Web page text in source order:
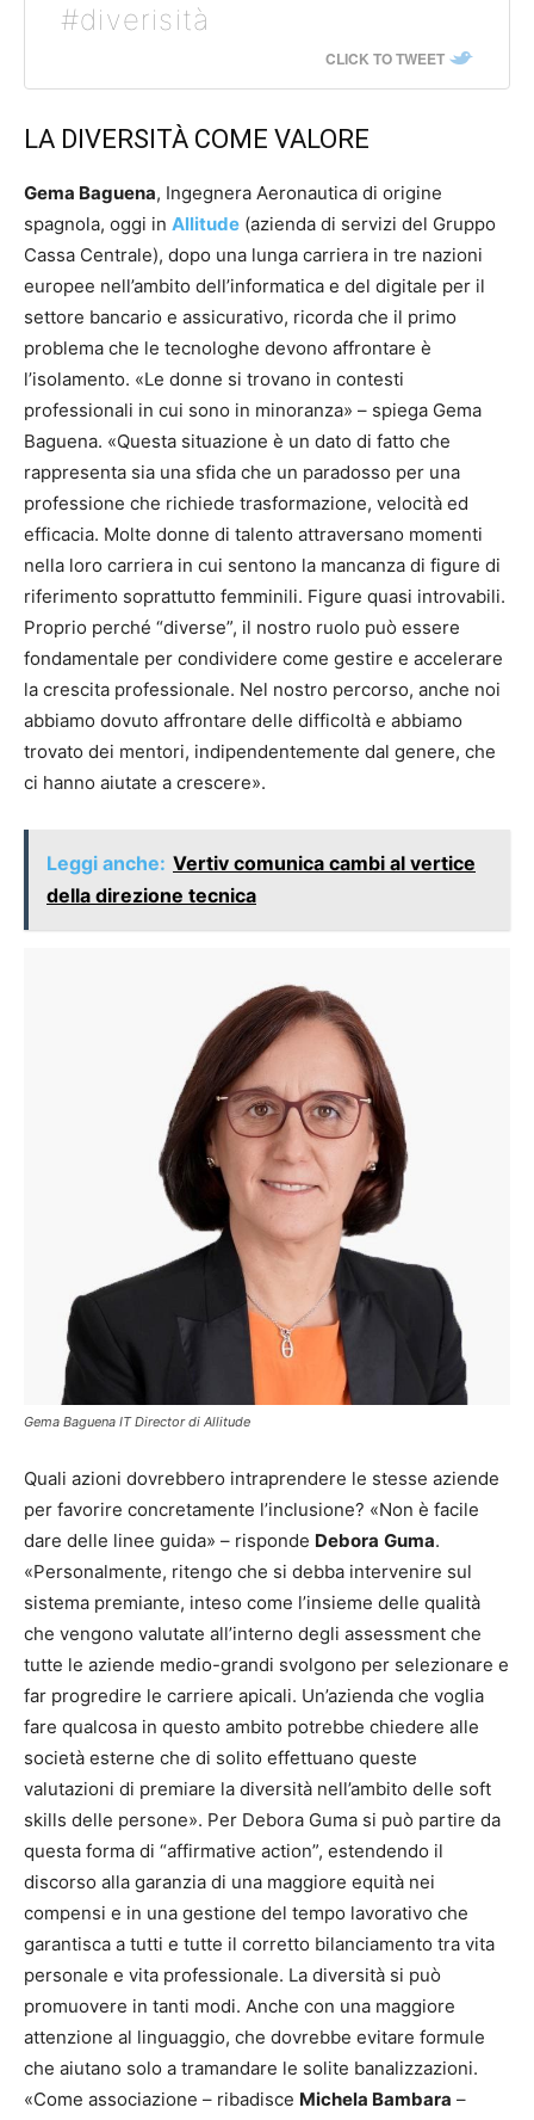
#diverisità
CLICK TO TWEET
LA DIVERSITÀ COME VALORE
Gema Baguena, Ingegnera Aeronautica di origine
spagnola, oggi in Allitude (azienda di servizi del Gruppo
Cassa Centrale), dopo una lunga carriera in tre nazioni
europee nell’ambito dell’informatica e del digitale per il
settore bancario e assicurativo, ricorda che il primo
problema che le tecnologhe devono affrontare è
l’isolamento. «Le donne si trovano in contesti
professionali in cui sono in minoranza» – spiega Gema
Baguena. «Questa situazione è un dato di fatto che
rappresenta sia una sfida che un paradosso per una
professione che richiede trasformazione, velocità ed
efficacia. Molte donne di talento attraversano momenti
nella loro carriera in cui sentono la mancanza di figure di
riferimento soprattutto femminili. Figure quasi introvabili.
Proprio perché “diverse”, il nostro ruolo può essere
fondamentale per condividere come gestire e accelerare
la crescita professionale. Nel nostro percorso, anche noi
abbiamo dovuto affrontare delle difficoltà e abbiamo
trovato dei mentori, indipendentemente dal genere, che
ci hanno aiutate a crescere».
Leggi anche: Vertiv comunica cambi al vertice
della direzione tecnica
Gema Baguena IT Director di Allitude
Quali azioni dovrebbero intraprendere le stesse aziende
per favorire concretamente l’inclusione? «Non è facile
dare delle linee guida» – risponde Debora Guma.
«Personalmente, ritengo che si debba intervenire sul
sistema premiante, inteso come l’insieme delle qualità
che vengono valutate all’interno degli assessment che
tutte le aziende medio-grandi svolgono per selezionare e
far progredire le carriere apicali. Un’azienda che voglia
fare qualcosa in questo ambito potrebbe chiedere alle
società esterne che di solito effettuano queste
valutazioni di premiare la diversità nell’ambito delle soft
skills delle persone». Per Debora Guma si può partire da
questa forma di “affirmative action”, estendendo il
discorso alla garanzia di una maggiore equità nei
compensi e in una gestione del tempo lavorativo che
garantisca a tutti e tutte il corretto bilanciamento tra vita
personale e vita professionale. La diversità si può
promuovere in tanti modi. Anche con una maggiore
attenzione al linguaggio, che dovrebbe evitare formule
che aiutano solo a tramandare le solite banalizzazioni.
«Come associazione – ribadisce Michela Bambara –